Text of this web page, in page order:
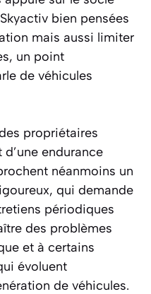
bien pensées
mais aussi limiter
un point
de véhicules
propriétaires
endurance
néanmoins un
qui demande
périodiques
des problèmes
et à certains
évoluent
de véhicules.